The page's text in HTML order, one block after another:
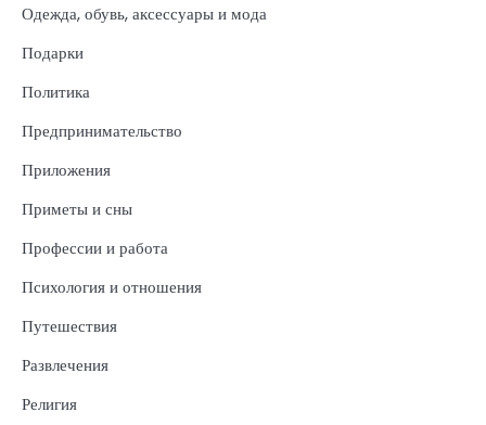
Одежда, обувь, аксессуары и мода
Подарки
Политика
Предпринимательство
Приложения
Приметы и сны
Профессии и работа
Психология и отношения
Путешествия
Развлечения
Религия